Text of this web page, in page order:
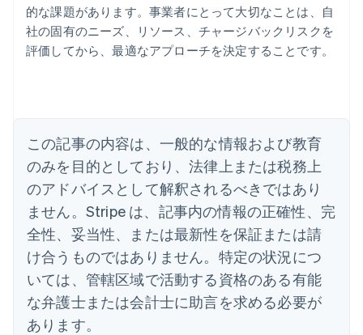
的な課題があります。事業者にとって大切なことは、自
社の固有のニーズ、リソース、チャージバックリスクを
評価してから、最適なアプローチを決定することです。
この記事の内容は、一般的な情報および教育
のみを目的としており、法律上または税務上
のアドバイスとして解釈されるべきではあり
ません。Stripe は、記事内の情報の正確性、完
全性、妥当性、または最新性を保証または請
け合うものではありません。特定の状況につ
いては、管轄区域で活動する資格のある有能
な弁護士または会計士に助言を求める必要が
あります。
English
アメリカ
EnglishEspañol简体中文
ItalianoEnglish
インド
エストニア
English
オーストラリア
English
オーストリア
DeutschEnglish
オランダ
NederlandsEnglish
カナダ